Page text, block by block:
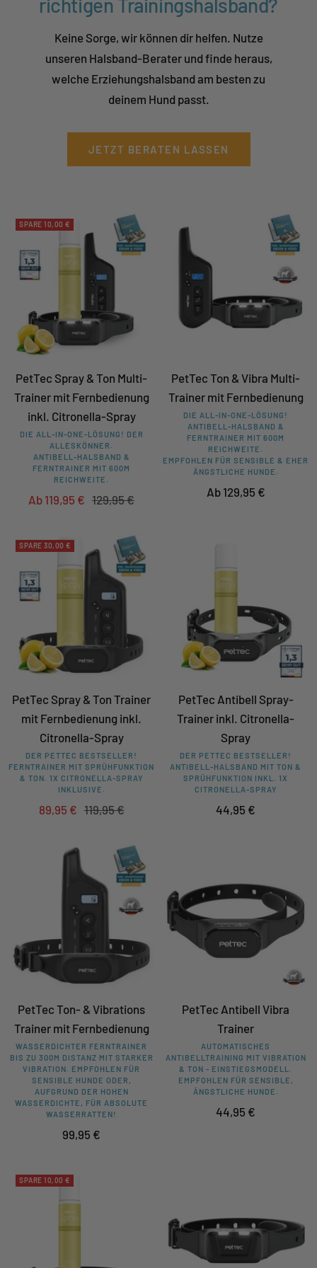
Keine Sorge, wir können dir helfen. Nutze
unseren Halsband-Berater und finde heraus,
welche Erziehungshalsband am besten zu
deinem Hund passt.
JETZT BERATEN LASSEN
SPARE 10,00 €
PetTec Spray & Ton Multi-
Trainer mit Fernbedienung
inkl. Citronella-Spray
DIE ALL-IN-ONE-LÖSUNG! DER
ALLESKÖNNER.
ANTIBELL-HALSBAND &
FERNTRAINER MIT 600M
REICHWEITE.
Angebotspreis
Ab 119,95 € Regulärer
129,95 €
PetTec Ton & Vibra Multi-
Trainer mit Fernbedienung
DIE ALL-IN-ONE-LÖSUNG!
ANTIBELL-HALSBAND &
FERNTRAINER MIT 600M
REICHWEITE.
EMPFOHLEN FÜR SENSIBLE & EHER
ÄNGSTLICHE HUNDE.
Angebotspreis
Ab 129,95 €
SPARE 30,00 €
PetTec Spray & Ton Trainer
mit Fernbedienung inkl.
Citronella-Spray
DER PETTEC BESTSELLER!
FERNTRAINER MIT SPRÜHFUNKTION
& TON. 1X CITRONELLA-SPRAY
INKLUSIVE.
Angebotspreis
89,95 € Regulärer
119,95 €
PetTec Antibell Spray-
Trainer inkl. Citronella-
Spray
DER PETTEC BESTSELLER!
ANTIBELL-HALSBAND MIT TON &
SPRÜHFUNKTION INKL. 1X
CITRONELLA-SPRAY
Angebotspreis
44,95 €
PetTec Ton- & Vibrations
Trainer mit Fernbedienung
WASSERDICHTER FERNTRAINER
BIS ZU 300M DISTANZ MIT STARKER
VIBRATION. EMPFOHLEN FÜR
SENSIBLE HUNDE ODER,
AUFGRUND DER HOHEN
WASSERDICHTE, FÜR ABSOLUTE
WASSERRATTEN!
Angebotspreis
99,95 €
PetTec Antibell Vibra
Trainer
AUTOMATISCHES
ANTIBELLTRAINING MIT VIBRATION
& TON - EINSTIEGSMODELL.
EMPFOHLEN FÜR SENSIBLE,
ÄNGSTLICHE HUNDE.
Angebotspreis
44,95 €
SPARE 10,00 €